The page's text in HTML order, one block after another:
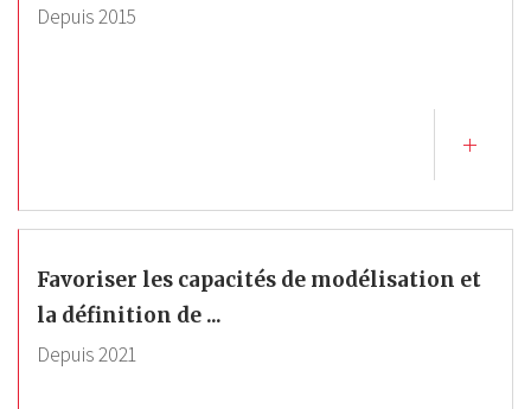
Depuis2015
Favoriser les capacités de modélisation et
la définition de ...
Depuis2021